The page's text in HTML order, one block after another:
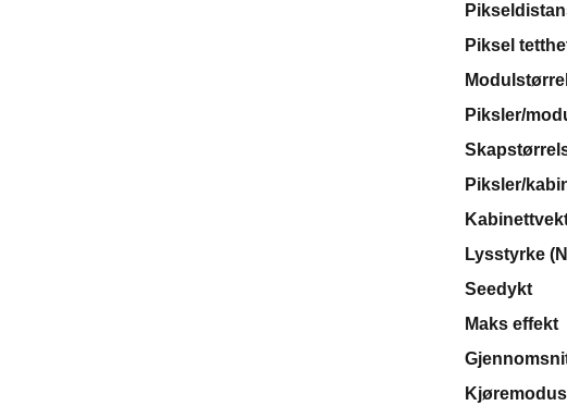
Piksel
Piksler/
Piksler/
Lysstyrke
Seedykt
Maks effekt
Kjøremodus